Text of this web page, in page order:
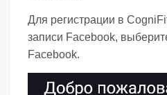
Для регистрации в
записи Facebook,
Facebook.